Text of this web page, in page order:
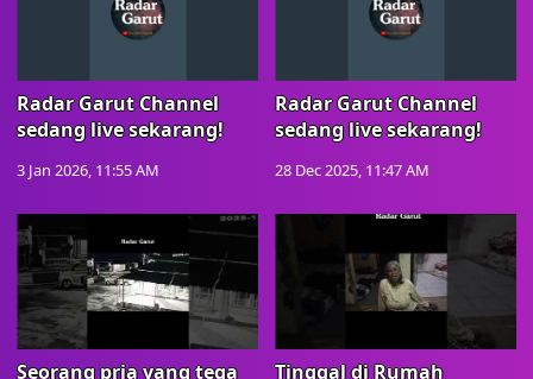
Radar Garut Channel
sedang live sekarang!
3 Jan 2026, 11:55 AM
Radar Garut Channel
sedang live sekarang!
28 Dec 2025, 11:47 AM
Seorang pria yang tega
Tinggal di Rumah